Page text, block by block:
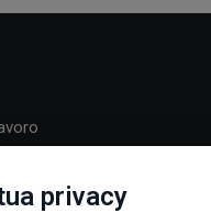
svolte in
privacy